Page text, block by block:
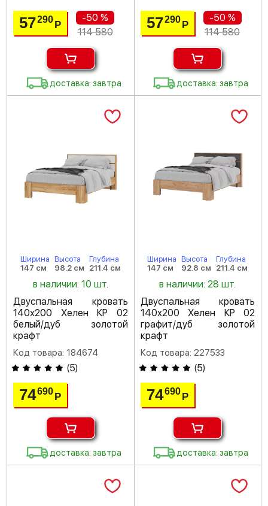
57290Р
-50 %
114 580
доставка: завтра
57290 Р
-50 %
114 580
доставка: завтра
Ширина
147 см
Высота
98.2 см
Глубина
211.4 см
в наличии: 10 шт.
Двуспальная кровать
140х200 Хелен КР 02
белый/дуб золотой
крафт
Код товара: 184674
(5)
74690Р
доставка: завтра
Ширина
147 см
Высота
92.8 см
Глубина
211.4 см
в наличии: 28 шт.
Двуспальная кровать
140х200 Хелен КР 02
графит/дуб золотой
крафт
Код товара: 227533
(5)
74690 Р
доставка: завтра